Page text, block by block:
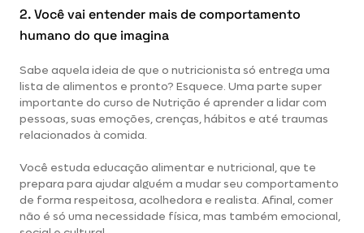
2. Você vai entender mais de comportamento
humano do que imagina
Sabe aquela ideia de que o nutricionista só entrega uma
lista de alimentos e pronto? Esquece. Uma parte super
importante do curso de Nutrição é aprender a lidar com
pessoas, suas emoções, crenças, hábitos e até traumas
relacionados à comida.
Você estuda educação alimentar e nutricional, que te
prepara para ajudar alguém a mudar seu comportamento
de forma respeitosa, acolhedora e realista. Afinal, comer
não é só uma necessidade física, mas também emocional,